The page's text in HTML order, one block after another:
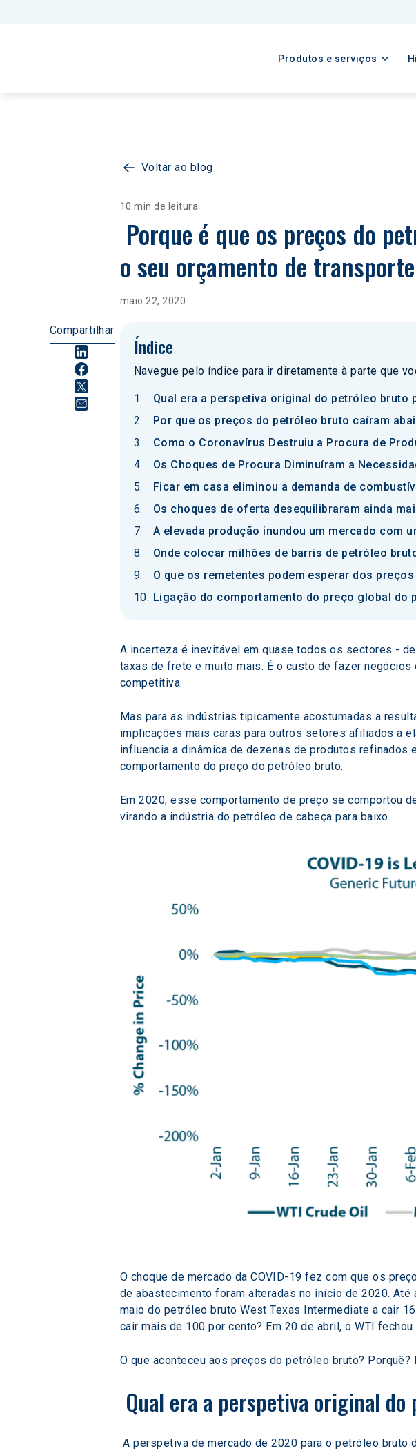
Produtos e serviços
Voltar ao blog
10 min de leitura
o seu orçamento de
maio 22, 2020
Compartilhar
Índice
Navegue pelo índice para ir diretamente à parte que
Qual era a perspetiva original do petróleo bruto
Por que os preços do petróleo bruto caíram
Como o Coronavírus Destruiu a Procura de
Os Choques de Procura Diminuíram a
Ficar em casa eliminou a demanda de
Os choques de oferta desequilibraram ainda
A elevada produção inundou um mercado com
Onde colocar milhões de barris de petróleo
O que os remetentes podem esperar dos
Ligação do comportamento do preço global do
A incerteza é inevitável em quase todos os sectores -
taxas de frete e muito mais. É o custo de fazer negócios
competitiva.
Mas para as indústrias tipicamente acostumadas a
implicações mais caras para outros setores afiliados a
influencia a dinâmica de dezenas de produtos
comportamento do preço do petróleo bruto.
Em 2020, esse comportamento de preço se comportou
virando a indústria do petróleo de cabeça para baixo.
O choque de mercado da COVID-19 fez com que os
de abastecimento foram alteradas no início de 2020.
maio do petróleo bruto West Texas Intermediate a cair
cair mais de 100 por cento? Em 20 de abril, o WTI
O que aconteceu aos preços do petróleo bruto?
Qual era a perspetiva original
A perspetiva de mercado de 2020 para o petróleo bruto deveria ser apoiada por um melhor desempenho econômico após a experiência de